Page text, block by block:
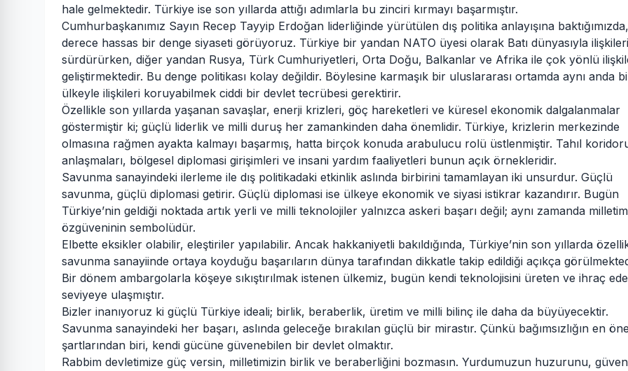
hale gelmektedir. Türkiye ise son yıllarda attığı adımlarla bu zinciri kırmayı başarmıştır.
Cumhurbaşkanımız Sayın Recep Tayyip Erdoğan liderliğinde yürütülen dış politika anlayışına
derece hassas bir denge siyaseti görüyoruz. Türkiye bir yandan NATO üyesi olarak Batı dünyasıyla
sürdürürken, diğer yandan Rusya, Türk Cumhuriyetleri, Orta Doğu, Balkanlar ve Afrika ile çok yönlü
geliştirmektedir. Bu denge politikası kolay değildir. Böylesine karmaşık bir uluslararası ortamda aynı anda
ülkeyle ilişkileri koruyabilmek ciddi bir devlet tecrübesi gerektirir.
Özellikle son yıllarda yaşanan savaşlar, enerji krizleri, göç hareketleri ve küresel ekonomik dalgalanmalar
göstermiştir ki; güçlü liderlik ve milli duruş her zamankinden daha önemlidir. Türkiye, krizlerin merkezinde
olmasına rağmen ayakta kalmayı başarmış, hatta birçok konuda arabulucu rolü üstlenmiştir. Tahıl
anlaşmaları, bölgesel diplomasi girişimleri ve insani yardım faaliyetleri bunun açık örnekleridir.
Savunma sanayindeki ilerleme ile dış politikadaki etkinlik aslında birbirini tamamlayan iki unsurdur. Güçlü
savunma, güçlü diplomasi getirir. Güçlü diplomasi ise ülkeye ekonomik ve siyasi istikrar kazandırır. Bugün
Türkiye’nin geldiği noktada artık yerli ve milli teknolojiler yalnızca askeri başarı değil; aynı zamanda
özgüveninin sembolüdür.
Elbette eksikler olabilir, eleştiriler yapılabilir. Ancak hakkaniyetli bakıldığında, Türkiye’nin son yıllarda
savunma sanayiinde ortaya koyduğu başarıların dünya tarafından dikkatle takip edildiği açıkça
Bir dönem ambargolarla köşeye sıkıştırılmak istenen ülkemiz, bugün kendi teknolojisini üreten ve ihraç
seviyeye ulaşmıştır.
Bizler inanıyoruz ki güçlü Türkiye ideali; birlik, beraberlik, üretim ve milli bilinç ile daha da büyüyecektir.
Savunma sanayindeki her başarı, aslında geleceğe bırakılan güçlü bir mirastır. Çünkü bağımsızlığın en
şartlarından biri, kendi gücüne güvenebilen bir devlet olmaktır.
Rabbim devletimize güç versin, milletimizin birlik ve beraberliğini bozmasın. Yurdumuzun huzurunu,